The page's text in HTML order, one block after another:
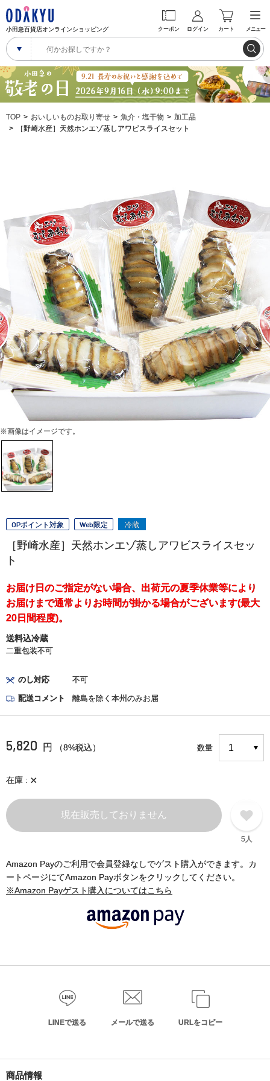
小田急百貨店オンラインショッピング クーポン ログイン カート メニュー
TOP おいしいものお取り寄せ 魚介・塩干物
加工品
［野崎水産］天然ホンエゾ蒸しアワビスライスセット
※画像はイメージです。
OPポイント対象 Web限定 冷蔵
［野崎水産］天然ホンエゾ蒸しアワビスライスセッ
ト
お届け日のご指定がない場合、出荷元の夏季休業等により
お届けまで通常よりお時間が掛かる場合がございます(最大
20日間程度)。
送料込冷蔵
二重包装不可
のし対応 不可
配送コメント 離島を除く本州のみお届
5,820 円 （8%税込） 数量
在庫 ×
現在販売しておりません
5人
Amazon Payのご利用で会員登録なしでゲスト購入ができます。カ
ートページにてAmazon Payボタンをクリックしてください。
※Amazon Payゲスト購入についてはこちら
LINEで送る メールで送る URLをコピー
商品情報